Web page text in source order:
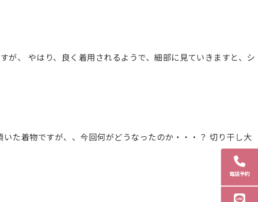
電話予約
、 やはり、良く着用されるようで、細部に見ていきますと、シ
た着物ですが、、今回何がどうなったのか・・・？ 切り干し大